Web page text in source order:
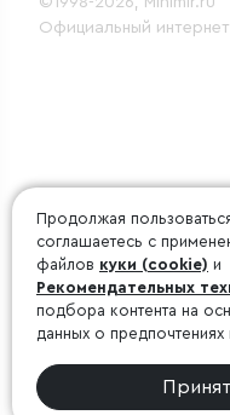
Официальный
Продолжая
соглашаетесь с
файлов куки (cookie) и
Рекомендательных
подбора контента на
данных о предпочтениях